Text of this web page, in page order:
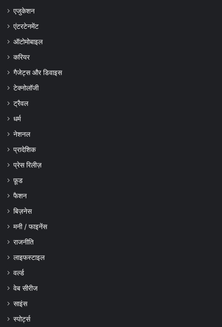
एजुकेशन
एंटरटेनमेंट
ऑटोमोबाइल
करियर
गैजेट्स और डिवाइस
टेक्नोलॉजी
ट्रैवल
धर्म
नेशनल
प्रादेशिक
प्रेस रिलीज़
फ़ूड
फैशन
बिज़नेस
मनी / फाइनेंस
राजनीति
लाइफस्टाइल
वर्ल्ड
वेब सीरीज
साइंस
स्पोर्ट्स